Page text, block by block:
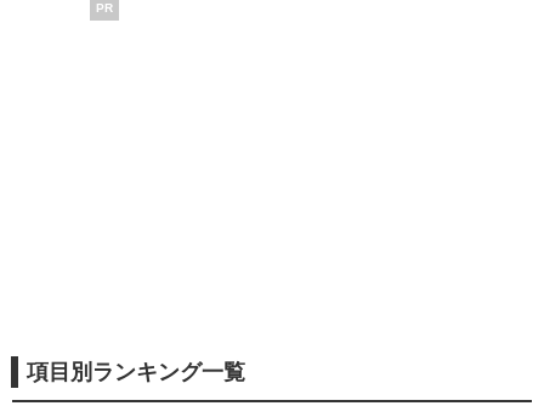
PR
項目別ランキング一覧